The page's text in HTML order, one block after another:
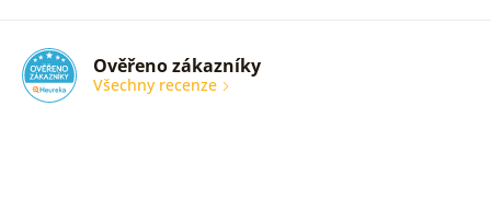
Ověřeno zákazníky
Všechny recenze